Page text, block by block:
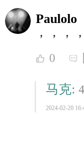
Paulolo
，，，
0
马克:
2024-02-20